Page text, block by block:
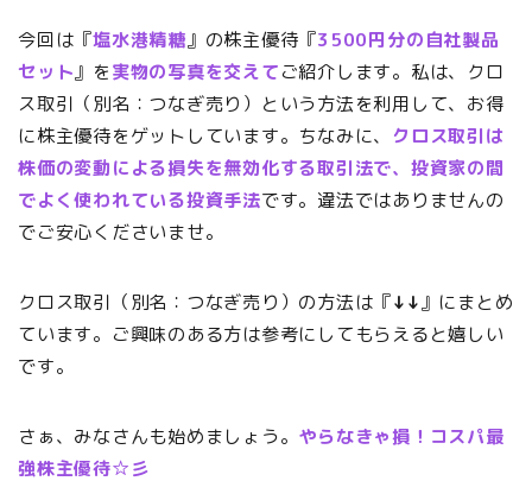
今回は『塩水港精糖』の株主優待『3500円分の自社製品
セット』を実物の写真を交えてご紹介します。私は、クロ
ス取引（別名：つなぎ売り）という方法を利用して、お得
に株主優待をゲットしています。ちなみに、 クロス取引は
株価の変動による損失を無効化する取引法で、投資家の間
でよく使われている投資手法です。違法ではありませんの
でご安心くださいませ。
クロス取引（別名：つなぎ売り）の方法は『↓↓』にまとめ
ています。ご興味のある方は参考にしてもらえると嬉しい
です。
さぁ、みなさんも始めましょう。 やらなきゃ損！コスパ最
強株主優待☆彡